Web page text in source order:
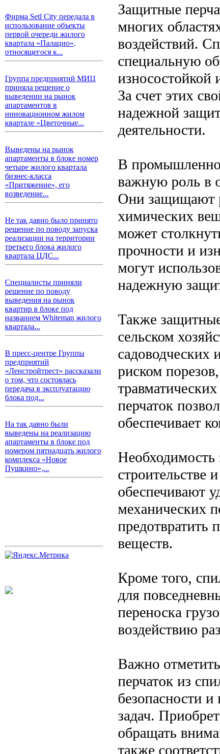
Фирма Setl City передала в
использование объекты
первой очереди жилого
квартала «Палацио»,
относящегося к...
Группа предприятий МИЦ
приняла решение о
выведении на рынок
апартаментов в
инновационном жилом
квартале «Цветочные...
Выведены на рынок
апартаменты в блоке номер
четыре жилого квартала
бизнес-класса
«Притяжение», его
возведение...
Не так давно было принято
решение по поводу запуска
реализации на территории
третьего блока жилого
квартала ЦДС...
Специалисты приняли
решение по поводу
выведения на рынок
квартир в блоке под
названием Whiteman жилого
квартала...
В пресс-центре Группы
предприятий
«Ленстройтрест» рассказали
о том, что состоялась
передача в эксплуатацию
блока под...
На так давно были
выведены на реализацию
апартаменты в блоке под
номером пятнадцать жилого
комплекса «Новое
Пушкино»,...
Защитные
многих
воздействий.
специальную
износостойкой
За счет этих
надежной
деятельности.
В
важную роль в
Они защищают
химических
может
прочности и
могут
надежную
Также
сельском
садоводческих
риском
перчаток
обеспечивает
Необходимость
строительстве
обеспечивают
механических
предотвратить
веществ.
Кроме того,
для
переноска
воздействию
Важно
перчаток из
безопасности
задач.
обращать
также